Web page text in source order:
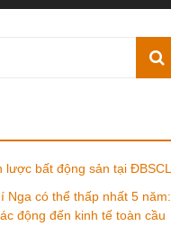
lược bất động sản tại ĐBSCL
Nga có thể thấp nhất 5 năm:
động đến kinh tế toàn cầu